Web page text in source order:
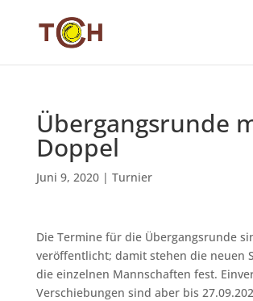
Übergangsrunde
Doppel
Juni 9, 2020| Turnier
Die Termine für die Übergangsrunde
veröffentlicht; damit stehen die neuen
die einzelnen Mannschaften fest.
Verschiebungen sind aber bis